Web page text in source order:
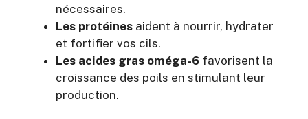
nécessaires.
Les protéines aident à nourrir, hydrater
et fortifier vos cils.
Les acides gras oméga-6 favorisent la
croissance des poils en stimulant leur
production.